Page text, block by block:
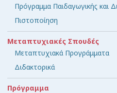
Πρόγραμμα Παιδαγωγικής και
Πιστοποίηση
Μεταπτυχιακές Σπουδές
Μεταπτυχιακά Προγράμματα
Διδακτορικά
Πρόγραμμα